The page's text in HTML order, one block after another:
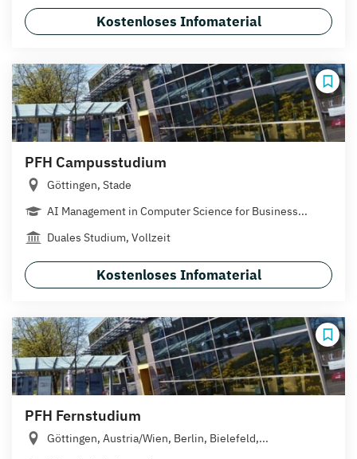
Kostenloses Infomaterial
PFH Campusstudium
Göttingen, Stade
AI Management in Computer Science for Business...
Duales Studium, Vollzeit
Kostenloses Infomaterial
PFH Fernstudium
Göttingen, Austria/Wien, Berlin, Bielefeld,...